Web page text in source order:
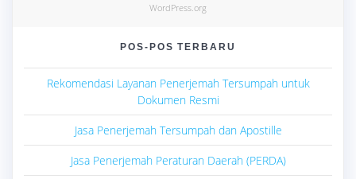
WordPress.org
POS-POS TERBARU
Rekomendasi Layanan Penerjemah Tersumpah untuk
Dokumen Resmi
Jasa Penerjemah Tersumpah dan Apostille
Jasa Penerjemah Peraturan Daerah (PERDA)